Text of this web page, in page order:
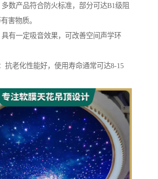
数产品符合防火标准，部分可达B1级阻
害物质。
有一定吸音效果，可改善空间声学环
抗老化性能好，使用寿命通常可达8-15